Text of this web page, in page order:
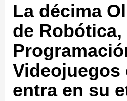
La décima
de Robótica,
Videojuegos
entra en su